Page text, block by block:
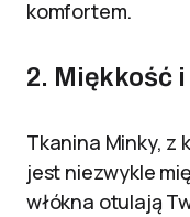
komfortem.
2. Miękkość
Tkanina Minky, z
jest niezwykle
włókna otulają